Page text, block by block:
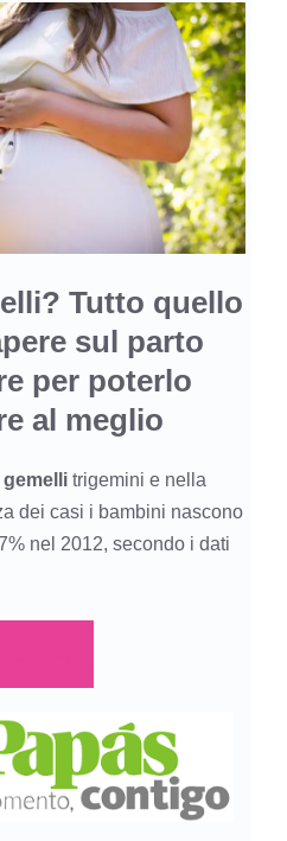
Tutto quello
sul parto
per poterlo
al meglio
gemelli trigemini e nella
dei casi i bambini nascono
nel 2012, secondo i dati